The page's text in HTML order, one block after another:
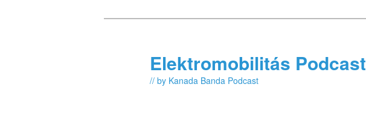
Elektromobilitás Podcast
// by Kanada Banda Podcast